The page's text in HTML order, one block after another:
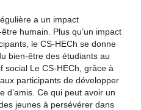
a un impact
humain. Plus qu’un impact
le CS-HECh se donne
bien-être des étudiants au
social Le CS-HECh, grâce à
participants de développer
d’amis. Ce qui peut avoir un
jeunes à persévérer dans